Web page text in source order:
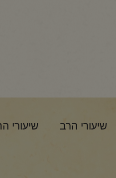
שיעורי הרב שיעורי